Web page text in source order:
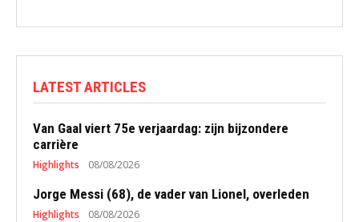
LATEST ARTICLES
Van Gaal viert 75e verjaardag: zijn bijzondere
carrière
Highlights 08/08/2026
Jorge Messi (68), de vader van Lionel, overleden
Highlights 08/08/2026